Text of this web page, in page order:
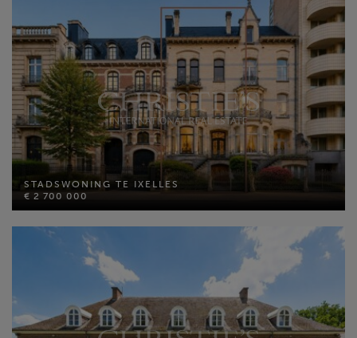
MEER INFO
STADSWONING TE IXELLES
€ 2 700 000
STADSWONING TE IXELLES
€ 2 700 000
Bewoonbare opp: 665 m²